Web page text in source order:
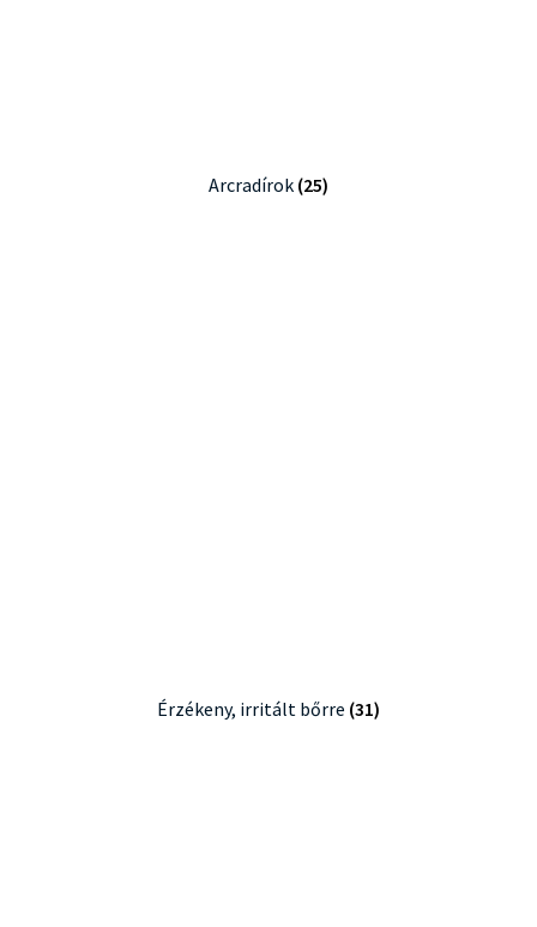
Arcradírok (25)
Érzékeny, irritált bőrre (31)